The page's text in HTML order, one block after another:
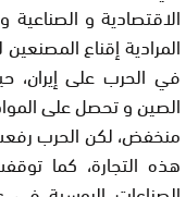
الاقتصادية و
المرادية إقناع
في الحرب على إيران،
الصين و تحصل على
منخفض، لكن الحرب
هذه التجارة، كما